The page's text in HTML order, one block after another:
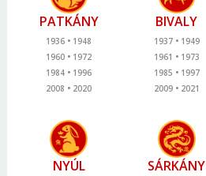
PATKÁNY
1936
1948
1960
1972
1984
1996
2008
2020
BIVALY
1937
1949
1961
1973
1985
1997
2009
2021
NYÚL SÁRKÁNY